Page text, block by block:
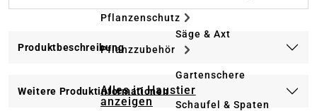
Pflanzenschutz
Pflanzzubehör
Alles in Haustier
anzeigen
Säge & Axt
Gartenschere
Schaufel & Spaten
Produktbeschreibung
Weitere Produktinformationen